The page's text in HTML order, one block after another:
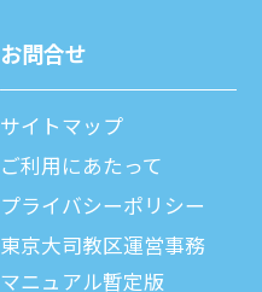
お問合せ
サイトマップ
ご利⽤にあたって
プライバシーポリシー
東京大司教区運営事務
マニュアル暫定版